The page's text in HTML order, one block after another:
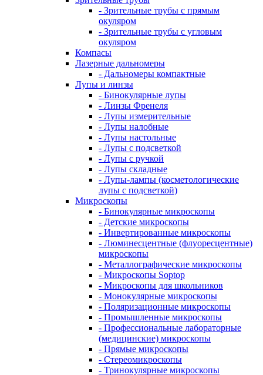
- Зрительные трубы с прямым
окуляром
- Зрительные трубы с угловым
окуляром
Компасы
Лазерные дальномеры
- Дальномеры компактные
Лупы и линзы
- Бинокулярные лупы
- Линзы Френеля
- Лупы измерительные
- Лупы налобные
- Лупы настольные
- Лупы с подсветкой
- Лупы с ручкой
- Лупы складные
- Лупы-лампы (косметологические
лупы с подсветкой)
Микроскопы
- Бинокулярные микроскопы
- Детские микроскопы
- Инвертированные микроскопы
- Люминесцентные (флуоресцентные)
микроскопы
- Металлографические микроскопы
- Микроскопы Soptop
- Микроскопы для школьников
- Монокулярные микроскопы
- Поляризационные микроскопы
- Промышленные микроскопы
- Профессиональные лабораторные
(медицинские) микроскопы
- Прямые микроскопы
- Стереомикроскопы
- Тринокулярные микроскопы